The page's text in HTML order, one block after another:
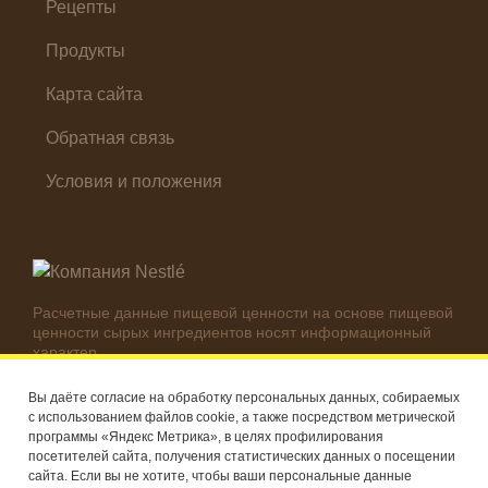
Холодные закуски
Рецепты
Продукты
Карта сайта
Обратная связь
Условия и положения
Расчетные данные пищевой ценности на основе пищевой
ценности сырых ингредиентов носят информационный
характер.
используемых ингредиентов.
© Компания Nestlé, 2026 г. Все права защищены
®Владелец товарных знаков: Société des Produits Nestlé S.A.
(Швейцария)
Вы даёте согласие на обработку персональных данных, собираемых
с использованием файлов cookie, а также посредством метрической
программы «Яндекс Метрика», в целях профилирования
посетителей сайта, получения статистических данных о посещении
сайта. Если вы не хотите, чтобы ваши персональные данные